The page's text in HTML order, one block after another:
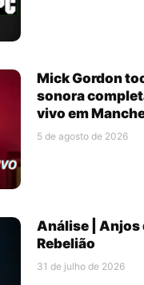
Mick Gordon
sonora
vivo em
5 de agosto de 2026
Análise | Anjos
Rebelião
31 de julho de 2026